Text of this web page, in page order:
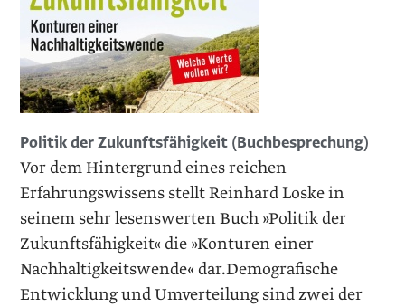
Politik der Zukunftsfähigkeit (Buchbesprechung)
Vor dem Hintergrund eines reichen
Erfahrungswissens stellt Reinhard Loske in
seinem sehr lesenswerten Buch »Politik der
Zukunftsfähigkeit« die »Konturen einer
Nachhaltigkeitswende« dar.Demografische
Entwicklung und Umverteilung sind zwei der